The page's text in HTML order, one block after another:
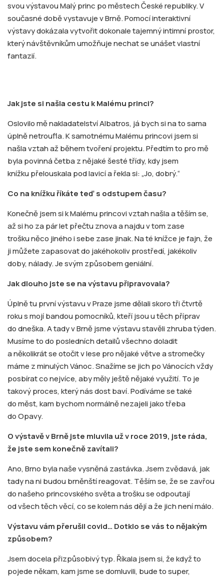
svou výstavou Malý princ po městech České republiky. V
současné době vystavuje v Brně. Pomocí interaktivní
výstavy dokázala vytvořit dokonale tajemný intimní prostor,
který návštěvníkům umožňuje nechat se unášet vlastní
fantazií.
Jak jste si našla cestu k Malému princi?
Oslovilo mě nakladatelství Albatros, já bych si na to sama
úplně netroufla. K samotnému Malému princovi jsem si
našla vztah až během tvoření projektu. Předtím to pro mě
byla povinná četba z nějaké šesté třídy, kdy jsem
knížku přelouskala pod lavicí a řekla si: „Jo, dobrý.“
Co na knížku říkáte teď s odstupem času?
Konečně jsem si k Malému princovi vztah našla a těším se,
až si ho za pár let přečtu znova a najdu v tom zase
trošku něco jiného i sebe zase jinak. Na té knížce je fajn, že
ji můžete zapasovat do jakéhokoliv prostředí, jakékoliv
doby, nálady. Je svým způsobem geniální.
Jak dlouho jste se na výstavu připravovala?
Úplně tu první výstavu v Praze jsme dělali skoro tři čtvrtě
roku s mojí bandou pomocníků, kteří jsou u těch příprav
do dneška. A tady v Brně jsme výstavu stavěli zhruba týden.
Musíme to do posledních detailů všechno doladit
a několikrát se otočit v lese pro nějaké větve a stromečky
máme z minulých Vánoc. Snažíme se jich po Vánocích vždy
posbírat co nejvíce, aby měly ještě nějaké využití. To je
takový proces, který nás dost baví. Podíváme se také
do měst, kam bychom normálně nezajeli jako třeba
do Opavy.
O výstavě v Brně jste mluvila už v roce 2019, jste ráda,
že jste sem konečně zavítali?
Ano, Brno byla naše vysněná zastávka. Jsem zvědavá, jak
tady na ni budou brněnští reagovat. Těším se, že se zavřou
do našeho princovského světa a trošku se odpoutají
od všech těch věcí, co se kolem nás dějí a že jich není málo.
Výstavu vám přerušil covid… Dotklo se vás to nějakým
způsobem?
Jsem docela přizpůsobivý typ. Říkala jsem si, že když to
pojede někam, kam jsme se domluvili, bude to super,